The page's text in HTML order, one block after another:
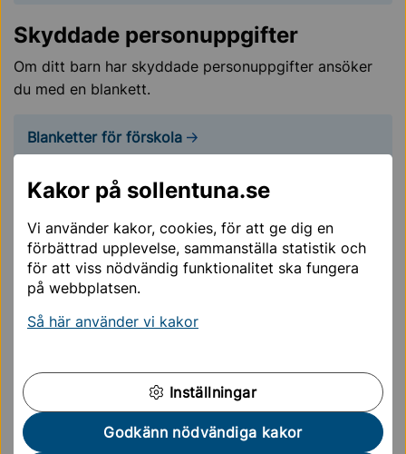
Kakor på sollentuna.se
Vi använder kakor, cookies, för att ge dig en
förbättrad upplevelse, sammanställa statistik och
för att viss nödvändig funktionalitet ska fungera
på webbplatsen.
Så här använder vi kakor
Inställningar
Godkänn nödvändiga kakor
Skyddade personuppgifter
Om ditt barn har skyddade personuppgifter ansöker
du med en blankett.
Blanketter för förskola
Skolskjuts
Om ditt barn har börjat i skolan ansvarar du i regel för
att hämta och lämna ditt barn på nattis. Du kan i vissa
fall ansöka om skolskjuts i form av SL-kort för resan
mellan nattisverksamheten och barnets ordinarie
skolbarnsomsorg på dagtid. Barnet måste då även
Skolresor, skolskjuts